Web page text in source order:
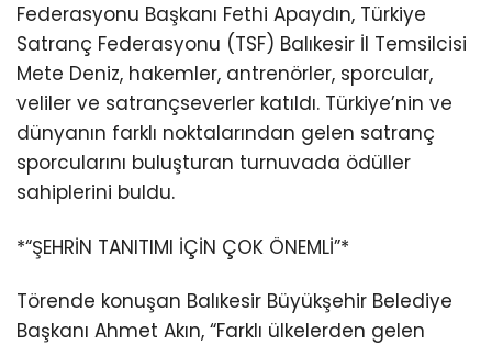
Federasyonu Başkanı Fethi Apaydın, Türkiye
Satranç Federasyonu (TSF) Balıkesir İl Temsilcisi
Mete Deniz, hakemler, antrenörler, sporcular,
veliler ve satrançseverler katıldı. Türkiye’nin ve
dünyanın farklı noktalarından gelen satranç
sporcularını buluşturan turnuvada ödüller
sahiplerini buldu.
*“ŞEHRİN TANITIMI İÇİN ÇOK ÖNEMLİ”*
Törende konuşan Balıkesir Büyükşehir Belediye
Başkanı Ahmet Akın, “Farklı ülkelerden gelen